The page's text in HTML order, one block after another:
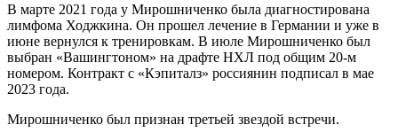
В марте 2021 года у Мирошниченко была диагностирована
лимфома Ходжкина. Он прошел лечение в Германии и уже в
июне вернулся к тренировкам. В июле Мирошниченко был
выбран «Вашингтоном» на драфте НХЛ под общим 20-м
номером. Контракт с «Кэпиталз» россиянин подписал в мае
2023 года.
Мирошниченко был признан третьей звездой встречи.